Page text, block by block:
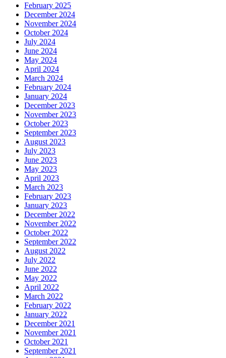
February 2025
December 2024
November 2024
October 2024
July 2024
June 2024
May 2024
April 2024
March 2024
February 2024
January 2024
December 2023
November 2023
October 2023
September 2023
August 2023
July 2023
June 2023
May 2023
April 2023
March 2023
February 2023
January 2023
December 2022
November 2022
October 2022
September 2022
August 2022
July 2022
June 2022
May 2022
April 2022
March 2022
February 2022
January 2022
December 2021
November 2021
October 2021
September 2021